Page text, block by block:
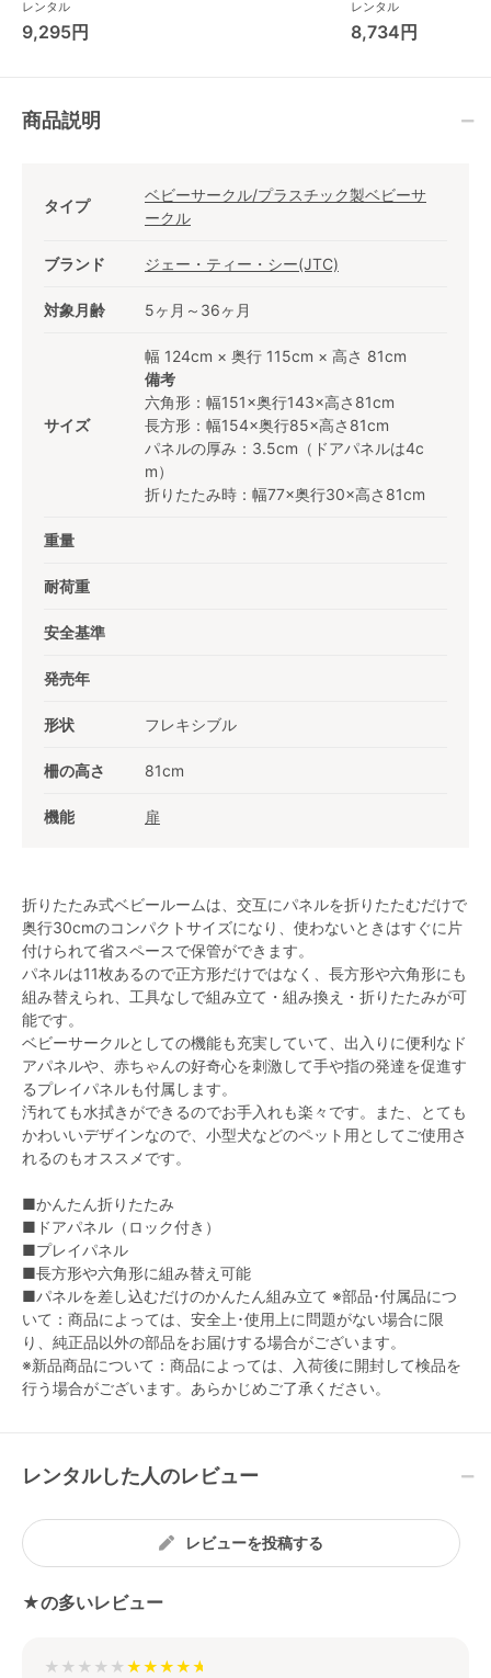
レンタル
9,295円
シェル EG コンビ
(Combi) ハイローチ
レンタル
8,734円
商品説明
タイプ
ベビーサークル/プラスチック製ベビーサ
ークル
ブランド ジェー・ティー・シー(JTC)
対象月齢 5ヶ月～36ヶ月
サイズ
幅 124cm × 奥行 115cm × 高さ 81cm
備考
六角形：幅151×奥行143×高さ81cm
長方形：幅154×奥行85×高さ81cm
パネルの厚み：3.5cm（ドアパネルは4c
m）
折りたたみ時：幅77×奥行30×高さ81cm
重量
耐荷重
安全基準
発売年
形状 フレキシブル
柵の高さ 81cm
機能 扉
折りたたみ式ベビールームは、交互にパネルを折りたたむだけで
奥行30cmのコンパクトサイズになり、使わないときはすぐに片
付けられて省スペースで保管ができます。
パネルは11枚あるので正方形だけではなく、長方形や六角形にも
組み替えられ、工具なしで組み立て・組み換え・折りたたみが可
能です。
ベビーサークルとしての機能も充実していて、出入りに便利なド
アパネルや、赤ちゃんの好奇心を刺激して手や指の発達を促進す
るプレイパネルも付属します。
汚れても水拭きができるのでお手入れも楽々です。また、とても
かわいいデザインなので、小型犬などのペット用としてご使用さ
れるのもオススメです。
■かんたん折りたたみ
■ドアパネル（ロック付き）
■プレイパネル
■長方形や六角形に組み替え可能
■パネルを差し込むだけのかんたん組み立て ※部品･付属品につ
いて：商品によっては、安全上･使用上に問題がない場合に限
り、純正品以外の部品をお届けする場合がございます。
※新品商品について：商品によっては、入荷後に開封して検品を
行う場合がございます。あらかじめご了承ください。
レンタルした人のレビュー
レビューを投稿する
★の多いレビュー
★★★★★